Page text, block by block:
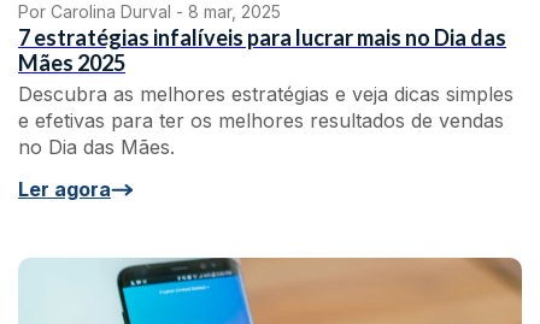
Por Carolina Durval - 8 mar, 2025
7 estratégias infalíveis para lucrar mais no Dia das
Mães 2025
Descubra as melhores estratégias e veja dicas simples
e efetivas para ter os melhores resultados de vendas
no Dia das Mães.
Ler agora